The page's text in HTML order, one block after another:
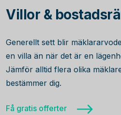
Villor &
Generellt sett blir
en villa än när det är en
Jämför alltid flera olika
bestämmer dig.
Få gratis offerter